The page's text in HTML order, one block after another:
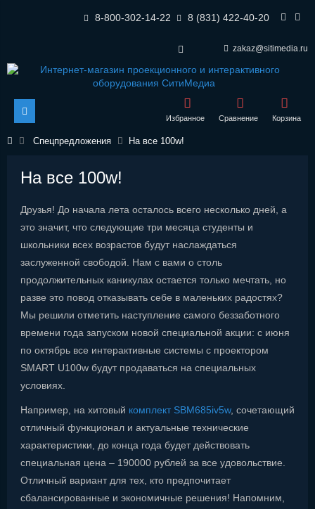
8 (831) 422-40-20
8-800-302-14-22
zakaz@sitimedia.ru
Корзина
Сравнение
Избранное
Спецпредложения На все 100w!
На все 100w!
Друзья! До начала лета осталось всего несколько дней, а
это значит, что следующие три месяца студенты и
школьники всех возрастов будут наслаждаться
заслуженной свободой. Нам с вами о столь
продолжительных каникулах остается только мечтать, но
разве это повод отказывать себе в маленьких радостях?
Мы решили отметить наступление самого беззаботного
времени года запуском новой специальной акции: с июня
по октябрь все интерактивные системы с проектором
SMART U100w будут продаваться на специальных
условиях.
Например, на хитовый комплект SBM685iv5w, сочетающий
отличный функционал и актуальные технические
характеристики, до конца года будет действовать
специальная цена – 190000 рублей за все удовольствие.
Отличный вариант для тех, кто предпочитает
сбалансированные и экономичные решения! Напомним,